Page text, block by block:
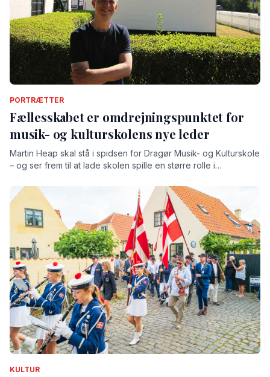
PORTRÆTTER
Fællesskabet er omdrejningspunktet for
musik- og kulturskolens nye leder
Martin Heap skal stå i spidsen for Dragør Musik- og Kulturskole
– og ser frem til at lade skolen spille en større rolle i
KULTUR